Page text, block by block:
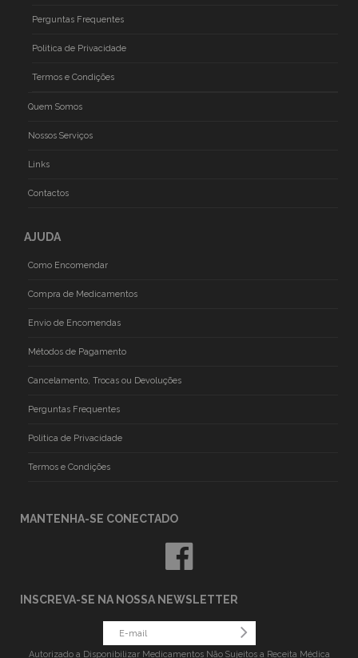
Perguntas Frequentes
Politica de Privacidade
Termos e Condições
Quem Somos
Nossos Serviços
Links
Contactos
AJUDA
Como Encomendar
Compra de Medicamentos
Envio de Encomendas
Métodos de Pagamento
Cancelamento, Trocas ou Devoluções
Perguntas Frequentes
Politica de Privacidade
Termos e Condições
MANTENHA-SE CONECTADO
INSCREVA-SE NA NOSSA NEWSLETTER
Autorizado a Disponibilizar Medicamentos Não Sujeitos a Receita Médica